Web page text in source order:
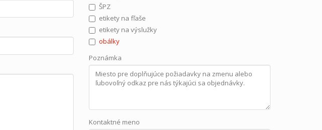
ŠPZ
etikety na fľaše
etikety na výslužky
obálky
Poznámka
Kontaktné meno